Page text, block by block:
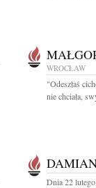
WROCŁAW
"Odeszłaś
nie chciała,
Dnia 22